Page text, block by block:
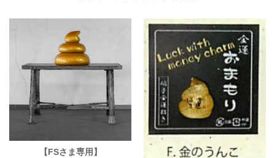
【FSさま専用】